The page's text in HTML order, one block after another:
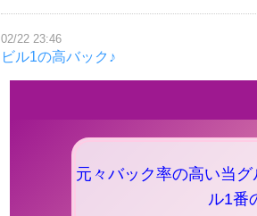
02/22 23:46
ビル1の高バック♪
元々バック率の高い当
ル1番